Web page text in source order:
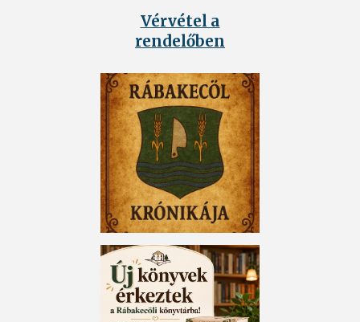
Vérvétel a
rendelőben